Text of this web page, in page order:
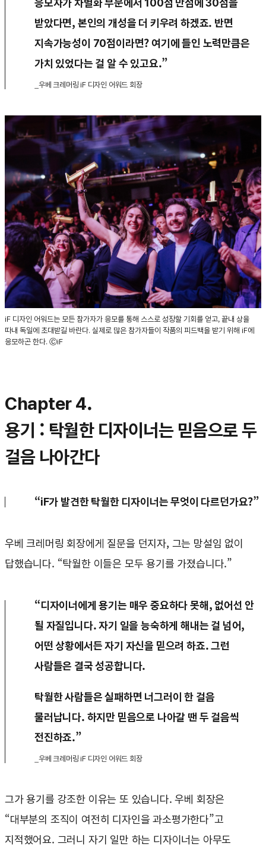
응모자가 차별화 부문에서 100점 만점에 30점을
받았다면, 본인의 개성을 더 키우려 하겠죠. 반면
지속가능성이 70점이라면? 여기에 들인 노력만큼은
가치 있었다는 걸 알 수 있고요.”
_우베 크레머링 iF 디자인 어워드 회장
iF 디자인 어워드는 모든 참가자가 응모를 통해 스스로 성장할 기회를 얻고, 끝내 상을
따내 독일에 초대받길 바란다. 실제로 많은 참가자들이 작품의 피드백을 받기 위해 iF에
응모하곤 한다. ⒸiF
Chapter 4.
용기 : 탁월한 디자이너는 믿음으로 두
걸음 나아간다
“iF가 발견한 탁월한 디자이너는 무엇이 다르던가요?”
우베 크레머링 회장에게 질문을 던지자, 그는 망설임 없이
답했습니다. “탁월한 이들은 모두 용기를 가졌습니다.”
“디자이너에게 용기는 매우 중요하다 못해, 없어선 안
될 자질입니다. 자기 일을 능숙하게 해내는 걸 넘어,
어떤 상황에서든 자기 자신을 믿으려 하죠. 그런
사람들은 결국 성공합니다.
탁월한 사람들은 실패하면 너그러이 한 걸음
물러납니다. 하지만 믿음으로 나아갈 땐 두 걸음씩
전진하죠.”
_우베 크레머링 iF 디자인 어워드 회장
그가 용기를 강조한 이유는 또 있습니다. 우베 회장은
“대부분의 조직이 여전히 디자인을 과소평가한다”고
지적했어요. 그러니 자기 일만 하는 디자이너는 아무도